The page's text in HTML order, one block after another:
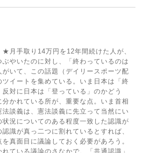
月手取り14万円を12年間続けた人が、
ぶやいたのに対し、「終わっているのは
いて、この話題（デイリースポーツ配
イートを集めている。いま日本は「終
対に日本は「登っている」のかどう
かれている所が、重要な点。いま首相
談義は、憲法談義に先立って当然にい
状況についてのある程度一致した認識が
識が真っ二つに割れているとすれば、
真面目に議論しておく必要があろう。
ている議論のさなかで、「共通認識」